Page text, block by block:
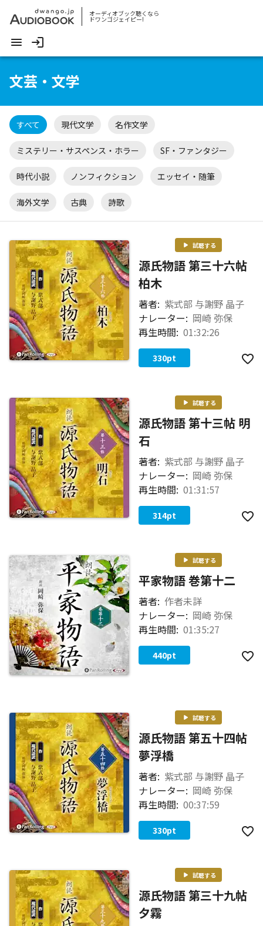
オーディオブック聴くなら
ドワンゴジェイピー!
文芸・文学
すべて 現代文学 名作文学
ミステリー・サスペンス・ホラー SF・ファンタジー
時代小説 ノンフィクション エッセイ・随筆
海外文学 古典 詩歌
試聴する
源氏物語 第三十六帖
柏木
著者: 紫式部 与謝野 晶子
ナレーター: 岡崎 弥保
再生時間: 01:32:26
330pt
試聴する
源氏物語 第十三帖 明
石
著者: 紫式部 与謝野 晶子
ナレーター: 岡崎 弥保
再生時間: 01:31:57
314pt
試聴する
平家物語 巻第十二
著者: 作者未詳
ナレーター: 岡崎 弥保
再生時間: 01:35:27
440pt
試聴する
源氏物語 第五十四帖
夢浮橋
著者: 紫式部 与謝野 晶子
ナレーター: 岡崎 弥保
再生時間: 00:37:59
330pt
試聴する
源氏物語 第三十九帖
夕霧